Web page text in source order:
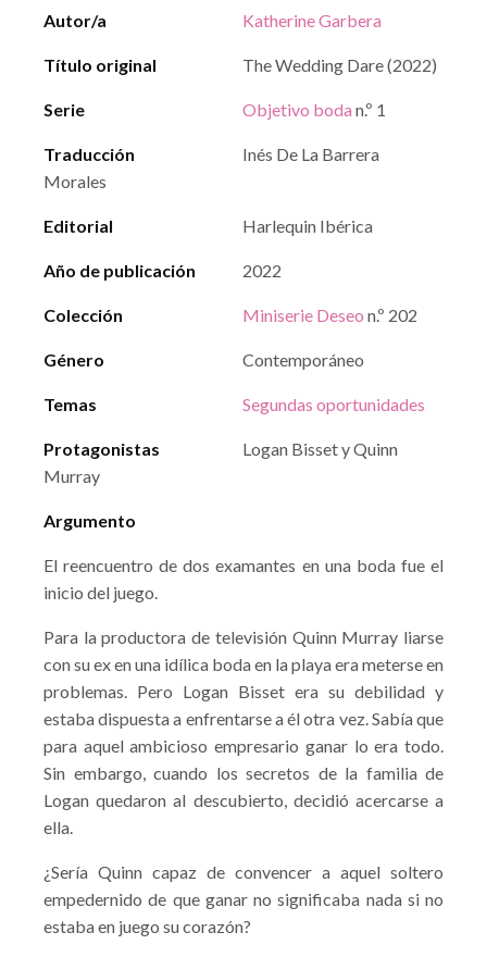
Autor/a Katherine Garbera
Título original The Wedding Dare (2022)
Serie Objetivo boda n.º 1
Traducción
Inés De La Barrera
Morales
Editorial Harlequin Ibérica
Año de publicación 2022
Colección Miniserie Deseo n.º 202
Género Contemporáneo
Temas Segundas oportunidades
Protagonistas
Logan Bisset y Quinn
Murray
Argumento
El reencuentro de dos examantes en una boda fue el
inicio del juego.
Para la productora de televisión Quinn Murray liarse
con su ex en una idílica boda en la playa era meterse en
problemas. Pero Logan Bisset era su debilidad y
estaba dispuesta a enfrentarse a él otra vez. Sabía que
para aquel ambicioso empresario ganar lo era todo.
Sin embargo, cuando los secretos de la familia de
Logan quedaron al descubierto, decidió acercarse a
ella.
¿Sería Quinn capaz de convencer a aquel soltero
empedernido de que ganar no significaba nada si no
estaba en juego su corazón?